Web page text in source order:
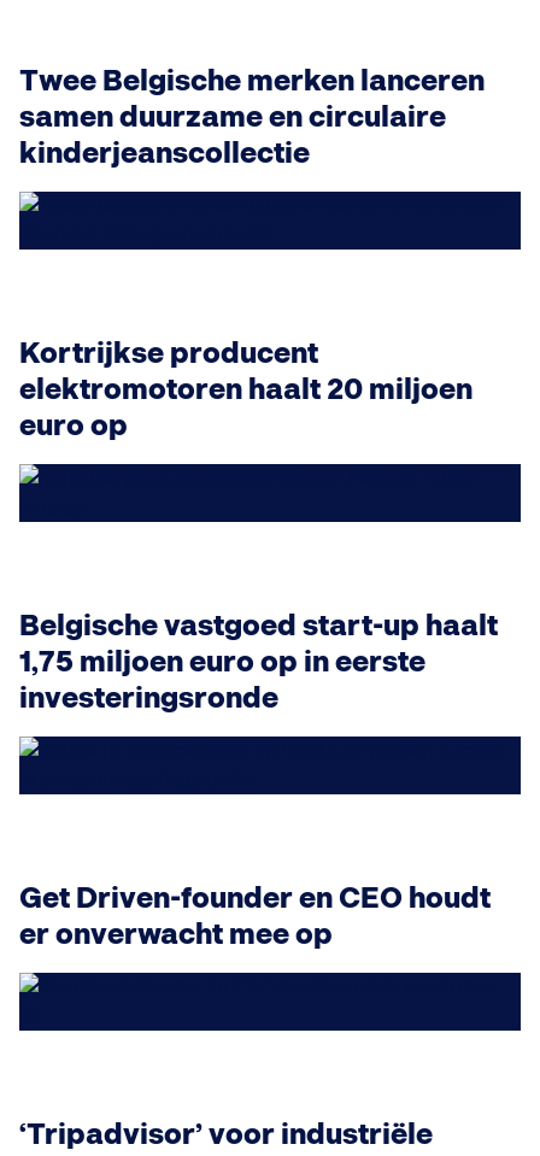
Twee Belgische merken lanceren
samen duurzame en circulaire
kinderjeanscollectie
Kortrijkse producent
elektromotoren haalt 20 miljoen
euro op
Belgische vastgoed start-up haalt
1,75 miljoen euro op in eerste
investeringsronde
Get Driven-founder en CEO houdt
er onverwacht mee op
‘Tripadvisor’ voor industriële